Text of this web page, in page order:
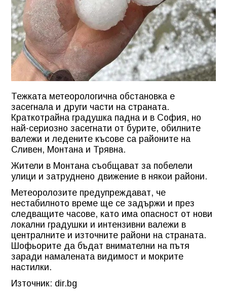
Тежката метеорологична обстановка е
засегнала и други части на страната.
Краткотрайна градушка падна и в София, но
най-сериозно засегнати от бурите, обилните
валежи и ледените късове са районите на
Сливен, Монтана и Трявна.
Жители в Монтана съобщават за побелели
улици и затруднено движение в някои райони.
Метеоролозите предупреждават, че
нестабилното време ще се задържи и през
следващите часове, като има опасност от нови
локални градушки и интензивни валежи в
централните и източните райони на страната.
Шофьорите да бъдат внимателни на пътя
заради намалената видимост и мокрите
настилки.
Източник: dir.bg